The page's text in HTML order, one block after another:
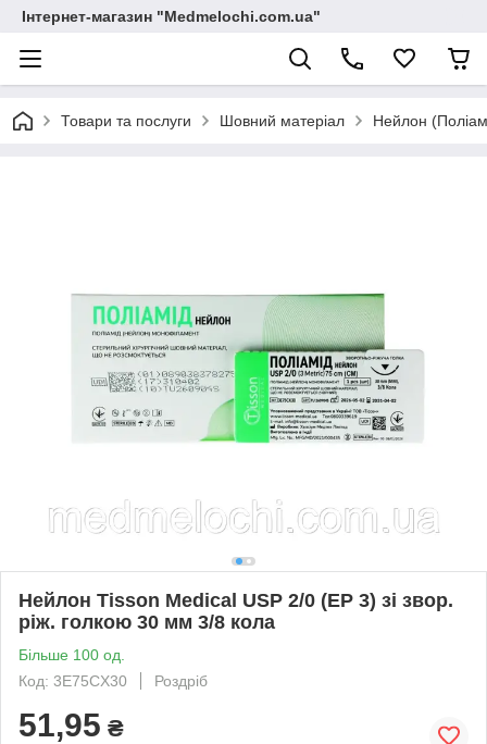
Інтернет-магазин "Medmelochi.com.ua"
Товари та послуги Шовний матеріал Нейлон
Нейлон Tisson Medical USP 2/0 (EP 3) зі звор.
ріж. голкою 30 мм 3/8 кола
Більше 100 од.
Код: 3E75CX30
Роздріб
51,95 ₴